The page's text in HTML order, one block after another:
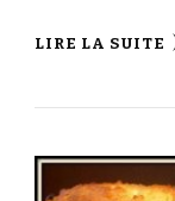
LIRE LA SUITE